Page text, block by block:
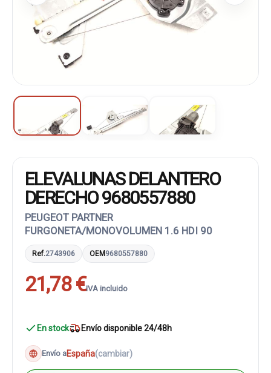
ELEVALUNAS DELANTERO
DERECHO 9680557880
PEUGEOT PARTNER
FURGONETA/MONOVOLUMEN 1.6 HDI 90
Ref.2743906 OEM9680557880
21,78 €IVA incluido
En stock Envío disponible 24/48h
Envío aEspaña(cambiar)